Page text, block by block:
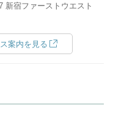
新宿ファーストウエスト
案内を見る